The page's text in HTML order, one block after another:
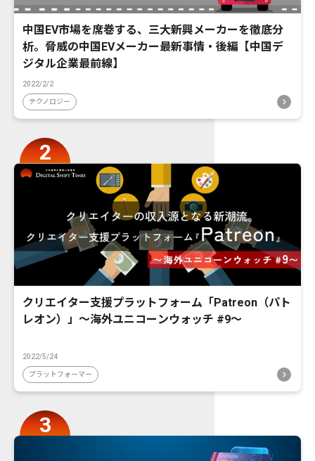
中国EV市場を席巻する、三大新興メーカーを徹底分
析。脅威の中国EVメーカー最新事情・後編【中国デ
ジタル企業最前線】
2022/2/2
テクノロジー
クリエイター支援プラットフォーム「Patreon（パト
レオン）」〜海外ユニコーンウォッチ #9〜
2022/5/24
プラットフォーマー